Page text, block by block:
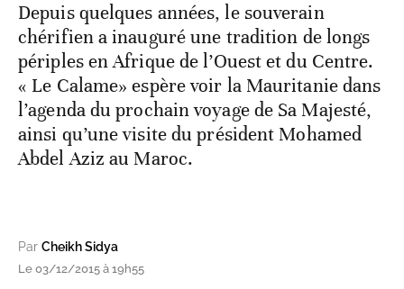
Depuis quelques années, le souverain
chérifien a inauguré une tradition de longs
périples en Afrique de l’Ouest et du Centre.
« Le Calame» espère voir la Mauritanie dans
l’agenda du prochain voyage de Sa Majesté,
ainsi qu’une visite du président Mohamed
Abdel Aziz au Maroc.
Par Cheikh Sidya
Le 03/12/2015 à 19h55